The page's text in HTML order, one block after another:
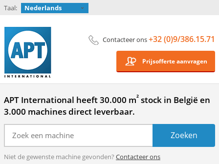
Taal: Nederlands
Contacteer ons+32 (0)9/386.15.71
Prijsofferte aanvragen
APT International heeft 30.000 m² stock in België en
3.000 machines direct leverbaar.
Niet de gewenste machine gevonden? Contacteer ons